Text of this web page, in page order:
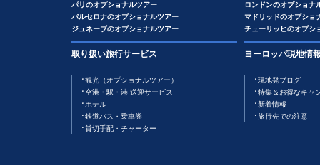
パリのオプショナルツアー
バルセロナのオプショナルツアー
ジュネーブのオプショナルツアー
ロンドンのオプショナ
マドリッドのオプショ
チューリッヒのオプシ
取り扱い旅行サービス
観光（オプショナルツアー）
空港・駅・港 送迎サービス
ホテル
鉄道バス・乗車券
貸切手配・チャーター
ヨーロッパ現地情
現地発ブログ
特集＆お得なキャ
新着情報
旅行先での注意